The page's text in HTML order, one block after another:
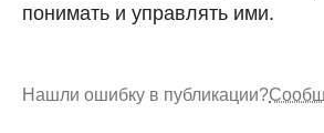
понимать и управлять ими.
Нашли ошибку в публикации?